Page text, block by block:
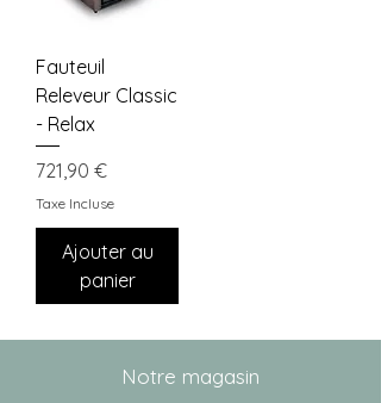
Fauteuil
Releveur Classic
- Relax
Prix
721,90 €
Taxe Incluse
Ajouter au
panier
Notre magasin